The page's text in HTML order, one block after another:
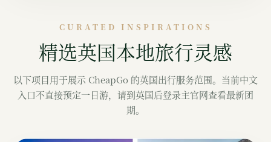
CURATED INSPIRATIONS
精选英国本地旅行灵感
以下项目用于展示 CheapGo 的英国出行服务范围。当前中文
入口不直接预定一日游，请到英国后登录主官网查看最新团
期。